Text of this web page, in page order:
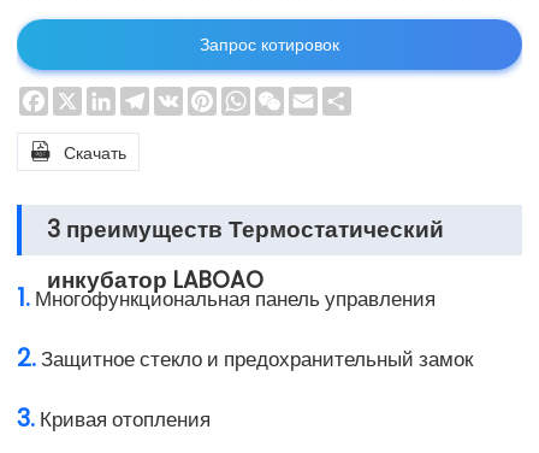
Запрос котировок
Facebook
X LinkedInTelegram
VK PinterestWhatsApp
WeChat
Email
 Скачать
3 преимуществ Термостатический
инкубатор LABOAO
1. Многофункциональная панель управления
2.Защитное стекло и предохранительный замок
3. Кривая отопления